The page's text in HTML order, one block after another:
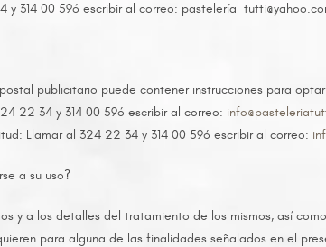
314 00 59ó escribir al correo:
publicitario puede contener instrucciones para
22 34 y 314 00 59ó escribir al correo:
Llamar al 324 22 34 y 314 00 59ó escribir al correo:
a su uso?
y a los detalles del tratamiento de los mismos, así
para alguna de las finalidades señalados en el